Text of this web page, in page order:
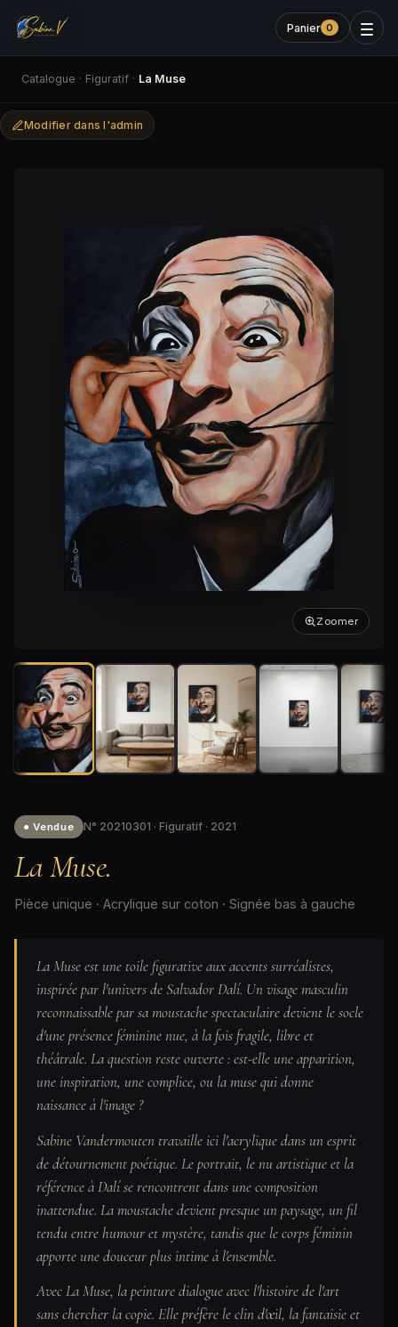
Panier 0
Catalogue · Figuratif · La Muse
Modifier dans l'admin
Zoomer
● Vendue N° 20210301 · Figuratif · 2021
La Muse.
Pièce unique · Acrylique sur coton · Signée bas à gauche
La Muse est une toile figurative aux accents surréalistes,
inspirée par l'univers de Salvador Dalí. Un visage masculin
reconnaissable par sa moustache spectaculaire devient le socle
d'une présence féminine nue, à la fois fragile, libre et
théâtrale. La question reste ouverte : est-elle une apparition,
une inspiration, une complice, ou la muse qui donne
naissance à l'image ?
Sabine Vandermouten travaille ici l'acrylique dans un esprit
de détournement poétique. Le portrait, le nu artistique et la
référence à Dalí se rencontrent dans une composition
inattendue. La moustache devient presque un paysage, un fil
tendu entre humour et mystère, tandis que le corps féminin
apporte une douceur plus intime à l'ensemble.
Avec La Muse, la peinture dialogue avec l'histoire de l'art
sans chercher la copie. Elle préfère le clin d'œil, la fantaisie et